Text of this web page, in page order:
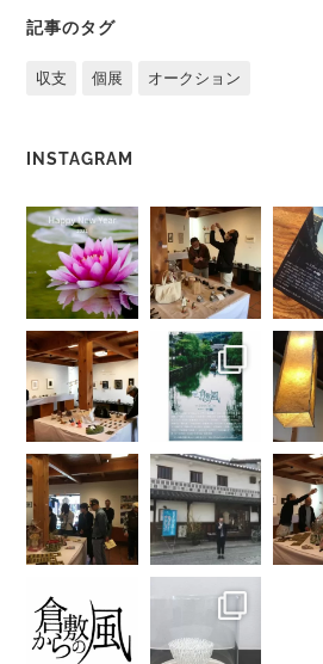
記事のタグ
収支 個展 オークション
INSTAGRAM